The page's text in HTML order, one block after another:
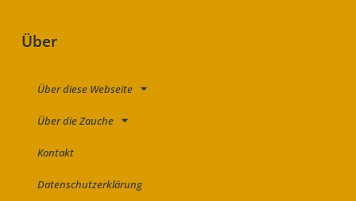
Über
Über diese Webseite
Über die Zauche
Kontakt
Datenschutzerklärung